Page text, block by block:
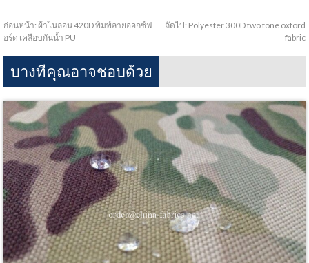
ก่อนหน้า: ผ้าไนลอน 420D พิมพ์ลายออกซ์ฟ
อร์ด เคลือบกันน้ำ PU
ถัดไป: Polyester 300D two tone oxford
fabric
บางทีคุณอาจชอบด้วย